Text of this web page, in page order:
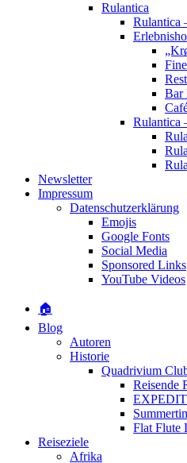
Rulantica
Rulantica
Bar
Rulantica
Newsletter
Impressum
Datenschutzerklärung
Emojis
Google Fonts
Social Media
Sponsored Links
YouTube Videos
🏠
Blog
Autoren
Historie
Quadrivium
Reisende
Flat Flute
Reiseziele
Afrika